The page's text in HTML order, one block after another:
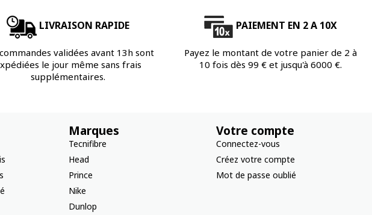
LIVRAISON RAPIDE
validées avant 13h sont
le jour même sans frais
supplémentaires.
PAIEMENT EN 2 A 10X
Payez le montant de votre panier de 2 à
10 fois dès 99 € et jusqu'à 6000 €.
Marques
Tecnifibre
Head
Prince
Nike
Dunlop
Votre compte
Connectez-vous
Créez votre compte
Mot de passe oublié